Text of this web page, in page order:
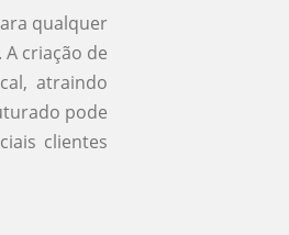
qualquer
criação de
atraindo
pode
clientes